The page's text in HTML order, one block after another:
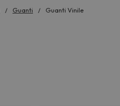
Guanti Guanti Vinile